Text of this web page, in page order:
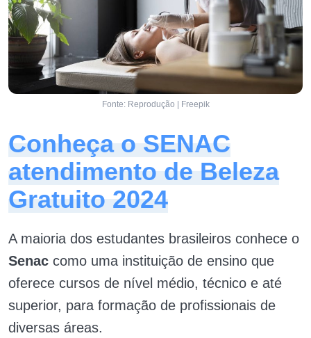
Fonte: Reprodução | Freepik
Conheça o SENAC
atendimento de Beleza
Gratuito 2024
A maioria dos estudantes brasileiros conhece o
Senac como uma instituição de ensino que
oferece cursos de nível médio, técnico e até
superior, para formação de profissionais de
diversas áreas.